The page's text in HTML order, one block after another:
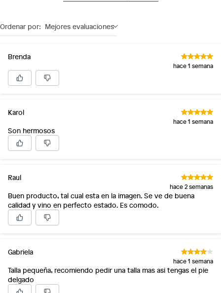
Ordenar por: Mejores evaluaciones
Brenda
hace 1 semana
Karol
hace 1 semana
Son hermosos
Raul
hace 2 semanas
Buen producto, tal cual esta en la imagen. Se ve de buena
calidad y vino en perfecto estado. Es comodo.
Gabriela
hace 1 semana
Talla pequeña, recomiendo pedir una talla mas asi tengas el pie
delgado